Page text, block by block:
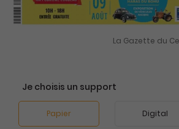
La Gazette du
Je choisis un support
Papier Digital